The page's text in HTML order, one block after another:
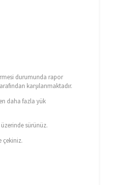
durumunda rapor
karşılanmaktadır.
daha fazla yük
sürünüz.
çekiniz.